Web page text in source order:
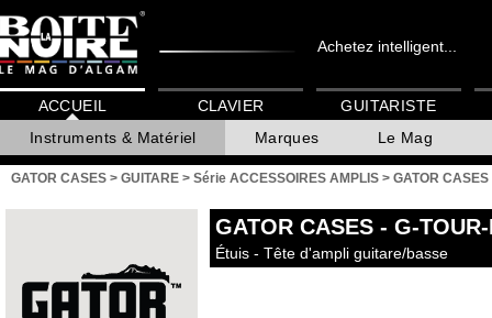
Achetez intelligent...
ACCUEIL
Instruments & Matériel
Marques Le Mag
CLAVIER GUITARISTE
GATOR CASES > GUITARE > Série ACCESSOIRES AMPLIS > GATOR
GATOR CASES - G-
Étuis - Tête d'ampli guitare/basse